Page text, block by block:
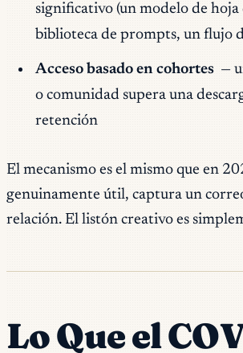
significativo (un modelo de hoja
biblioteca de prompts, un flujo
Acceso basado en cohortes —
o comunidad supera una
retención
El mecanismo es el mismo que en
genuinamente útil, captura un
relación. El listón creativo es
Lo Que el